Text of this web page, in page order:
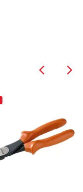
arrow_back_ios arrow_back_ios